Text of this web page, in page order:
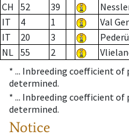
CH
52 39
IT
4 1 Val
IT
20 3 Pederü
NL 55 2
* ... Inbreeding coefficient of
determined.
* ... Inbreeding coefficient of
determined.
Notice